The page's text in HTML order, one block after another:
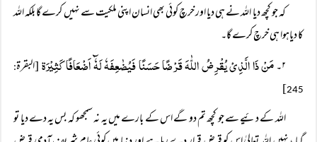
کہ جو کچھ دیا اللہ نے ہی دیا اور خرچ کوئی بھی انسان اپنی ملکیت سے نہیں کرے گا بلکہ اللہ
کا دیاہوا ہی خرچ کرے گا۔
۲۔ مَنْ ذَا الَّذِیْ یُقْرِضُ اللّٰہَ قَرْضًا حَسَنًا فَیُضٰعِفَہٗ لَہٗٓ اَضْعَافًا کَثِیْرَۃ[البقرۃ:
245
]
اللہ کے دئیے سے جو کچھ تم دو گے اس کے بارے میں یہ نہ سمجھو کہ بس یہ دے دیا تو